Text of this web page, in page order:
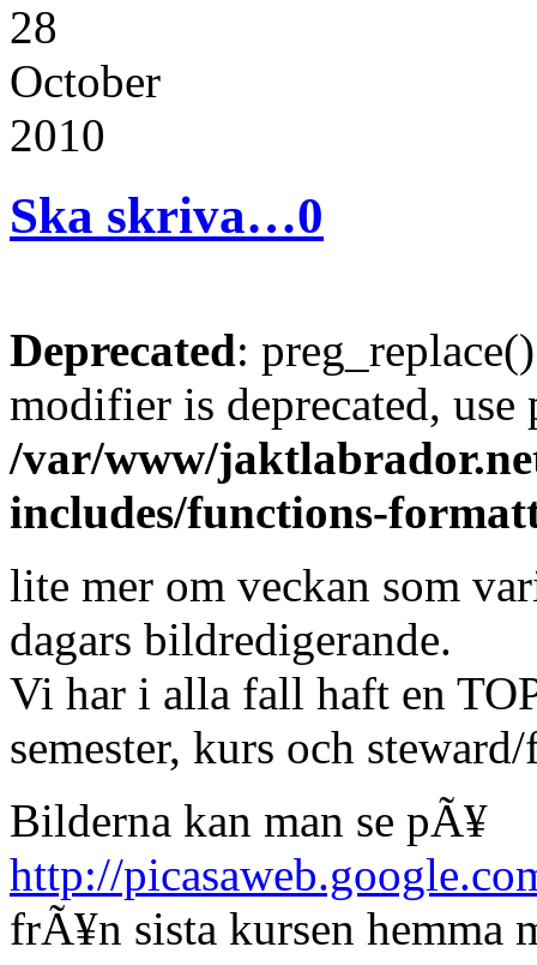
28
October
2010
Ska skriva…0
Deprecated:
modifier is deprecated,
/var/www/
includes/functions-
lite mer om veckan som
dagars bildredigerande.
Vi har i alla fall haft en
semester, kurs och
Bilderna kan man se pÃ¥
http://
frÃ¥n sista kursen hemma